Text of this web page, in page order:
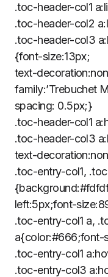
.toc-header-col1
.toc-header-col2
.toc-header-col3
{font-size:13px;
text-
family:’Trebuchet
spacing: 0.5px;}
.toc-header-col1
.toc-header-col3
text-
.toc-entry-col1,
left:5px;font-
.toc-entry-col1 a,
a{color:#666;font-
.toc-entry-col1
.toc-entry-col3